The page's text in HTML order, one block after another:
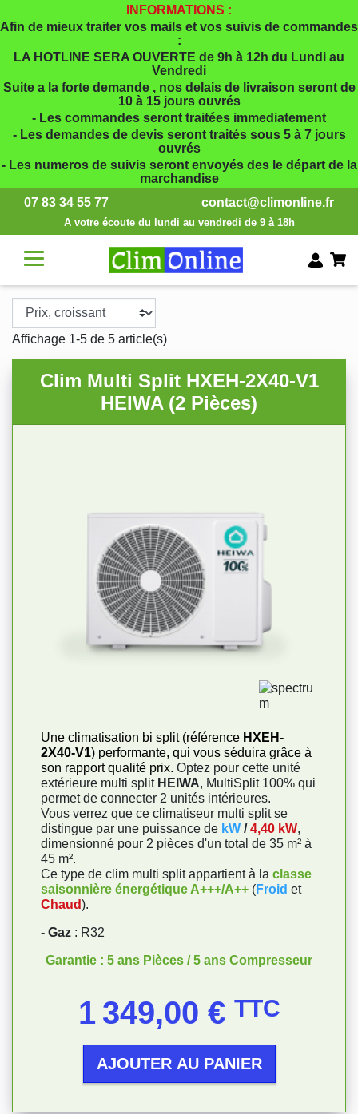
INFORMATIONS :
Afin de mieux traiter vos mails et vos suivis de commandes
:
LA HOTLINE SERA OUVERTE de 9h à 12h du Lundi au
Vendredi
Suite a la forte demande , nos delais de livraison seront de
10 à 15 jours ouvrés
- Les commandes seront traitées immediatement
- Les demandes de devis seront traités sous 5 à 7 jours
ouvrés
- Les numeros de suivis seront envoyés des le départ de la
marchandise
07 83 34 55 77
A votre écoute du lundi au vendredi de 9 à 18h
contact@climonline.fr
Affichage 1-5 de 5 article(s)
Clim Multi Split HXEH-2X40-V1
HEIWA (2 Pièces)
Une climatisation bi split (référence HXEH-
2X40-V1) performante, qui vous séduira grâce à
son rapport qualité prix. Optez pour cette unité
extérieure multi split HEIWA, MultiSplit 100% qui
permet de connecter 2 unités intérieures.
Vous verrez que ce climatiseur multi split se
distingue par une puissance de kW /4,40 kW,
dimensionné pour 2 pièces d'un total de 35 m² à
45 m².
Ce type de clim multi split appartient à la classe
saisonnière énergétique A+++/A++ (Froid et
Chaud).
- Gaz : R32
Garantie : 5 ans Pièces / 5 ans Compresseur
1 349,00 € TTC
AJOUTER AU PANIER